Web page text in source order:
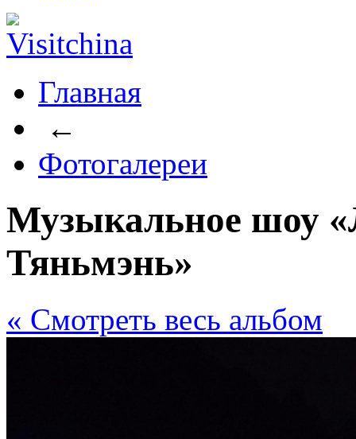
Главная
←
Фотогалереи
Музыкальное шоу
Тяньмэнь»
« Cмотреть весь альбом